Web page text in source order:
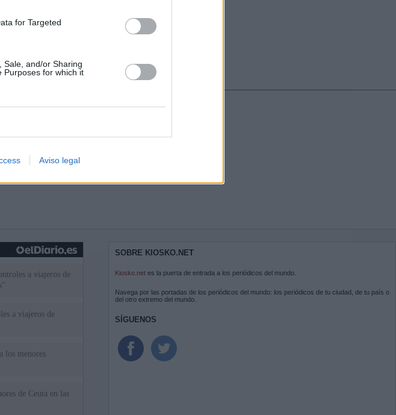
for Targeted
Sale, and/or Sharing
Purposes for which it
Aviso legal
a viajeros de
a viajeros de
los menores
de Ceuta en las
SOBRE KIOSKO.NET
Kiosko.net es la puerta de entrada a los periódicos del mundo.
Navega por las portadas de los periódicos del mundo: los periódicos de tu ciudad, de tu país o
del otro extremo del mundo.
SÍGUENOS